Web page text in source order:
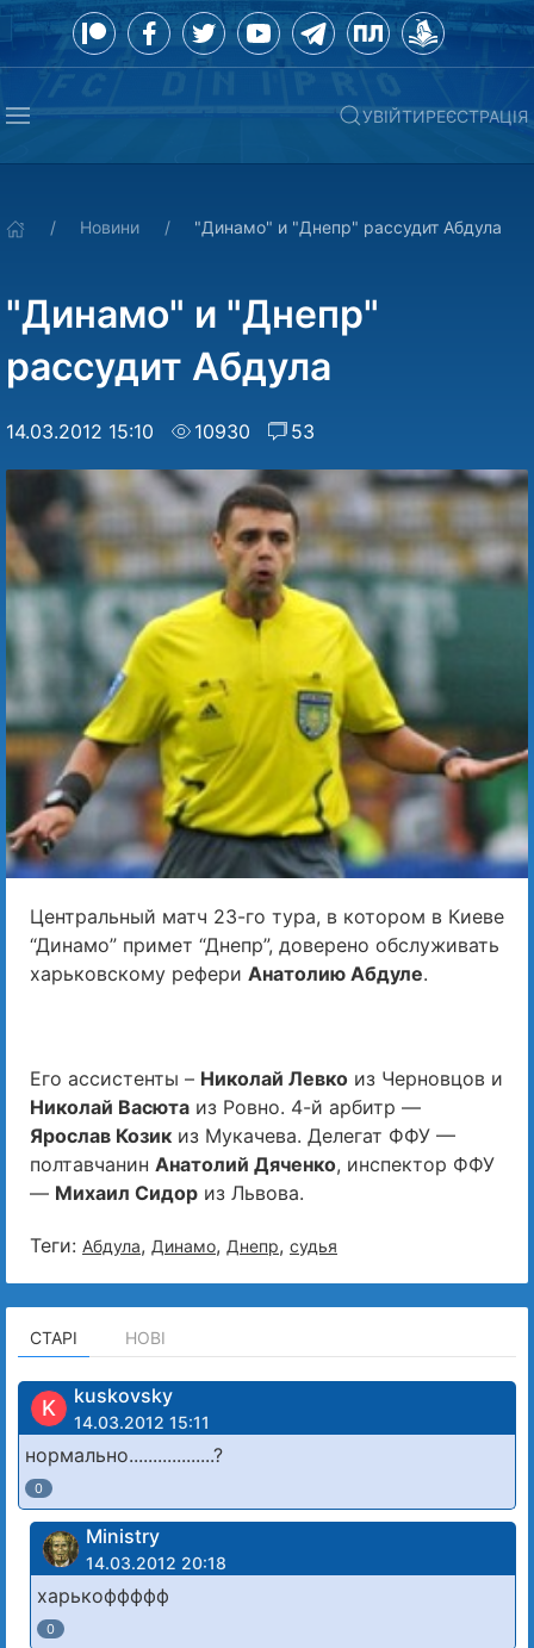
УВІЙТИРЕЄСТРАЦІЯ
Новини "Динамо" и "Днепр" рассудит Абдула
"Динамо" и "Днепр"
рассудит Абдула
14.03.2012 15:10 10930 53
Центральный матч 23-го тура, в котором в Киеве
“Динамо” примет “Днепр”, доверено обслуживать
харьковскому рефери Анатолию Абдуле.
Его ассистенты – Николай Левко из Черновцов и
Николай Васюта из Ровно. 4-й арбитр —
Ярослав Козик из Мукачева. Делегат ФФУ —
полтавчанин Анатолий Дяченко, инспектор ФФУ
— Михаил Сидор из Львова.
Теги: Абдула, Динамо, Днепр, судья
СТАРІ НОВІ
K kuskovsky
14.03.2012 15:11
нормально..................?
0
Ministry
14.03.2012 20:18
харькоффффф
0